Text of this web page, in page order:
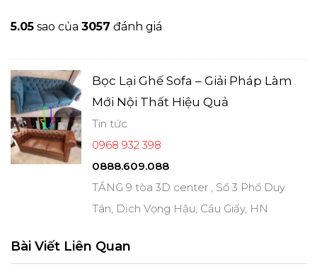
5.05 sao của 3057 đánh giá
Bọc Lại Ghế Sofa – Giải Pháp Làm
Mới Nội Thất Hiệu Quả
Tin tức
0968 932 398
0888.609.088
TẦNG 9 tòa 3D center , Số 3 Phố Duy
Tân, Dịch Vọng Hậu, Cầu Giấy, HN
Bài Viết Liên Quan